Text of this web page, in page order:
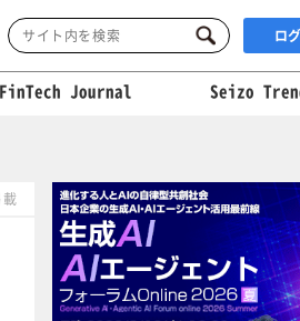
ロ
FinTech Journal Seizo